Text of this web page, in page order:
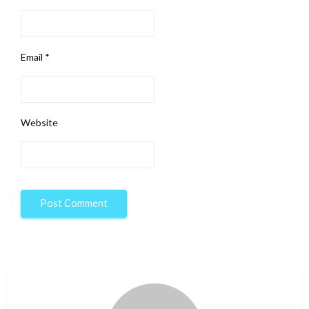
Email *
Website